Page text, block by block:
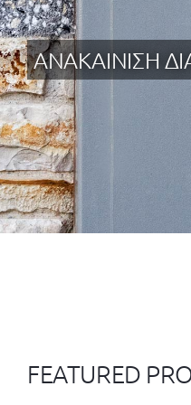
ΑΝΑΚΑΙΝΙΣΗ
FEATURED